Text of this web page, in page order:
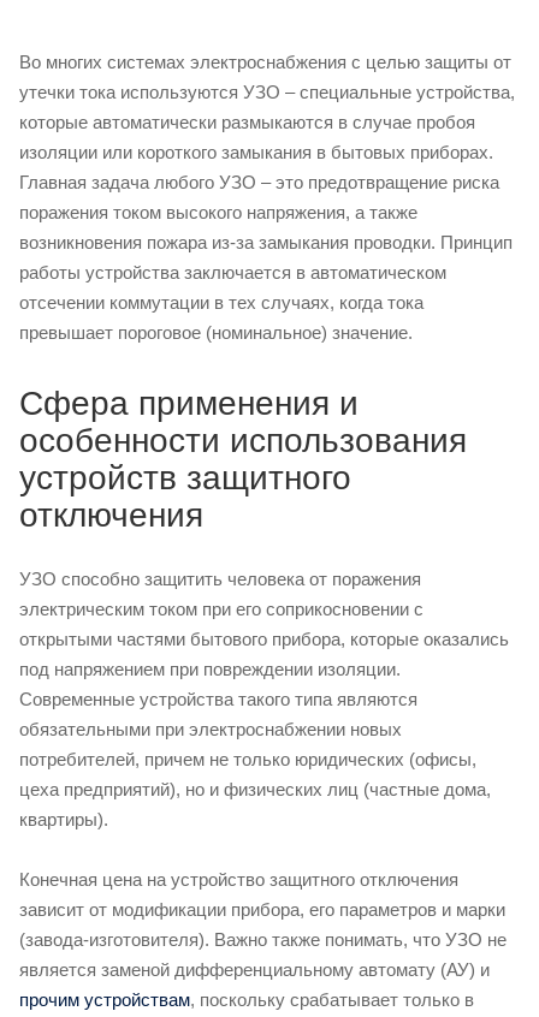
Во многих системах электроснабжения с целью защиты от
утечки тока используются УЗО – специальные устройства,
которые автоматически размыкаются в случае пробоя
изоляции или короткого замыкания в бытовых приборах.
Главная задача любого УЗО – это предотвращение риска
поражения током высокого напряжения, а также
возникновения пожара из-за замыкания проводки. Принцип
работы устройства заключается в автоматическом
отсечении коммутации в тех случаях, когда тока
превышает пороговое (номинальное) значение.
Сфера применения и
особенности использования
устройств защитного
отключения
УЗО способно защитить человека от поражения
электрическим током при его соприкосновении с
открытыми частями бытового прибора, которые оказались
под напряжением при повреждении изоляции.
Современные устройства такого типа являются
обязательными при электроснабжении новых
потребителей, причем не только юридических (офисы,
цеха предприятий), но и физических лиц (частные дома,
квартиры).
Конечная цена на устройство защитного отключения
зависит от модификации прибора, его параметров и марки
(завода-изготовителя). Важно также понимать, что УЗО не
является заменой дифференциальному автомату (АУ) и
прочим устройствам, поскольку срабатывает только в